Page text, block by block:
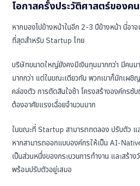
โอกาสครั้งประวัติศาสตร์ของค
หากมองไปข้างหน้าในอีก 2-3 ปีข้างหน้า นี่อาจ
ที่สุดสำหรับ Startup ไทย
บริษัทขนาดใหญ่ยังคงมีเงินทุนมากกว่า มีคนม
มากกว่า แต่ในขณะเดียวกัน พวกเขาก็มักเผชิ
คล่องตัว การตัดสินใจช้า โครงสร้างองค์กรซั
ต้องอาศัยแรงเฉื่อยจำนวนมาก
ในขณะที่ Startup สามารถทดลอง ปรับตัว แล
หากสามารถออกแบบองค์กรให้เป็น AI-
เป็นส่วนหนึ่งของกระบวนการทำงาน และสร้า
พร้อมปรับตัวอยู่เสมอ